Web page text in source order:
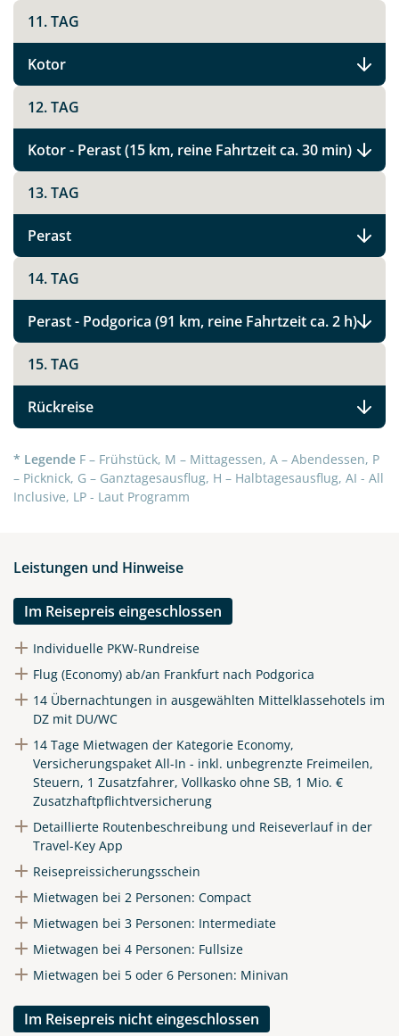
Instagram
X
WhatsApp
Telegram
per E-Mail senden
Link kopieren
11. TAG
Kotor
12. TAG
Kotor - Perast (15 km, reine Fahrtzeit ca. 30 min)
13. TAG
Perast
14. TAG
Perast - Podgorica (91 km, reine Fahrtzeit ca. 2 h)
15. TAG
Rückreise
* Legende F – Frühstück, M – Mittagessen, A – Abendessen, P
– Picknick, G – Ganztagesausflug, H – Halbtagesausflug, AI - All
Inclusive, LP - Laut Programm
Leistungen und Hinweise
Im Reisepreis eingeschlossen
Individuelle PKW-Rundreise
Flug (Economy) ab/an Frankfurt nach Podgorica
14 Übernachtungen in ausgewählten Mittelklassehotels im
DZ mit DU/WC
14 Tage Mietwagen der Kategorie Economy,
Versicherungspaket All-In - inkl. unbegrenzte Freimeilen,
Steuern, 1 Zusatzfahrer, Vollkasko ohne SB, 1 Mio. €
Zusatzhaftpflichtversicherung
Detaillierte Routenbeschreibung und Reiseverlauf in der
Travel-Key App
Reisepreissicherungsschein
Mietwagen bei 2 Personen: Compact
Mietwagen bei 3 Personen: Intermediate
Mietwagen bei 4 Personen: Fullsize
Mietwagen bei 5 oder 6 Personen: Minivan
Im Reisepreis nicht eingeschlossen